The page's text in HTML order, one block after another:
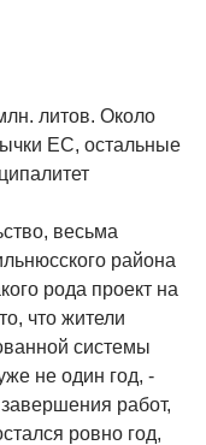
литов. Около
ЕС, остальные
весьма
района
рода проект на
что жители
системы
не один год, -
работ,
ровно год,